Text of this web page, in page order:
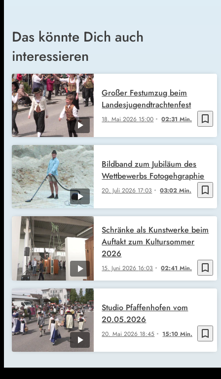
Das könnte Dich auch
interessieren
bookmark_border
18. Mai 2026 15:00 02:31 Min.
Großer Festumzug beim
Landesjugendtrachtenfest
bookmark_border
20. Juli 2026 17:03 03:02 Min.
Bildband zum Jubiläum des
Wettbewerbs Fotogehgraphie
bookmark_border
15. Juni 2026 16:03 02:41 Min.
Schränke als Kunstwerke beim
Auftakt zum Kultursommer
2026
bookmark_border
20. Mai 2026 18:45 15:10 Min.
Studio Pfaffenhofen vom
20.05.2026